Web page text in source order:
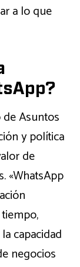
a lo que
Asuntos
y política
de
«WhatsApp
capacidad
negocios